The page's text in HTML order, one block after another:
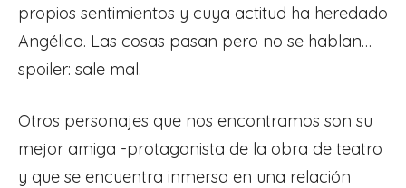
propios sentimientos y cuya actitud ha heredado
Angélica. Las cosas pasan pero no se hablan…
spoiler: sale mal.
Otros personajes que nos encontramos son su
mejor amiga -protagonista de la obra de teatro
y que se encuentra inmersa en una relación